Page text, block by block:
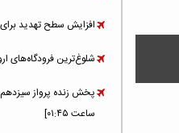
افزایش سطح تهدید برای
شلوغ‌ترین فرودگاه‌های اروپا در ۲۰۲۵: لندن،
پخش زنده پرواز
ساعت ۰۱:۴۵]